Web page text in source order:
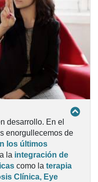
desarrollo. En el
enorgullecemos de
los últimos
la integración de
como la terapia
Clínica, Eye